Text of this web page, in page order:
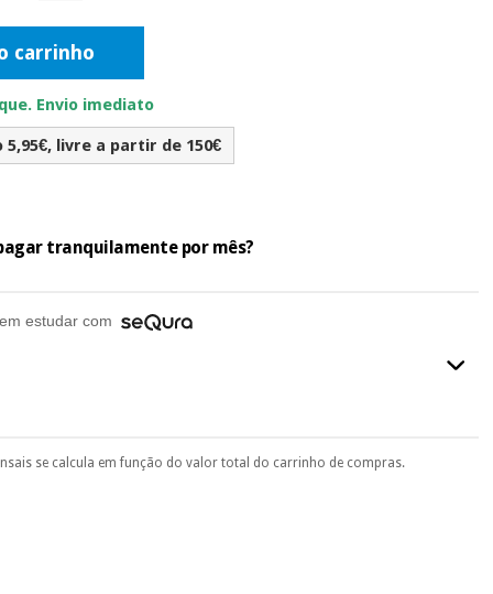
carrinho
Envio imediato
5,95€, livre a partir de 150€
tranquilamente por mês?
estudar com
do processo de compra, ao escolher o método de pagamento.
se calcula em função do valor total do carrinho de compras.